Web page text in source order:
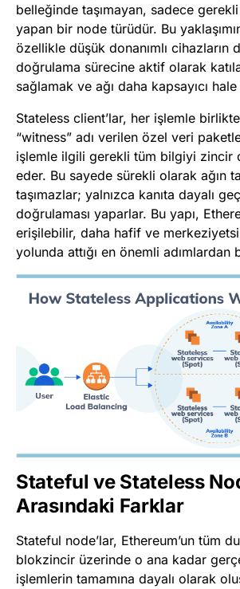
belleğinde taşımayan, sadece
yapan bir node türüdür. Bu
özellikle düşük donanımlı cihazların
doğrulama sürecine aktif olarak
sağlamak ve ağı daha kapsayıcı
Stateless client’lar, her işlemle
“witness” adı verilen özel veri
işlemle ilgili gerekli tüm bilgiyi zincir
eder. Bu sayede sürekli olarak ağın
taşımazlar; yalnızca kanıta dayalı
doğrulaması yaparlar. Bu yapı,
erişilebilir, daha hafif ve
yolunda attığı en önemli adımlardan
Stateful ve Stateless
Arasındaki Farklar
Stateful node’lar, Ethereum’un tüm
blokzincir üzerinde o ana kadar
işlemlerin tamamına dayalı olarak